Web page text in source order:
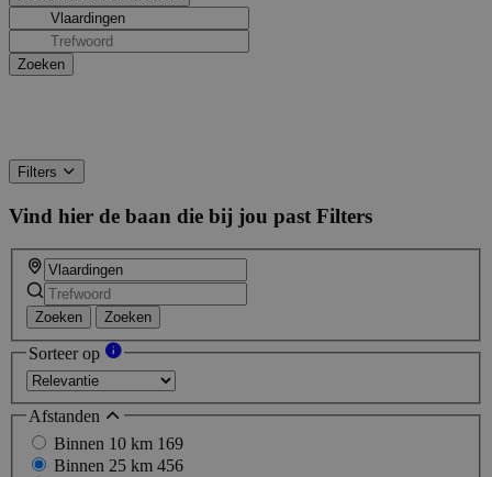
Filters
Vind hier de baan die bij jou past Filters
Zoeken Zoeken
Sorteer op
Afstanden
Binnen 10 km 169
Binnen 25 km 456